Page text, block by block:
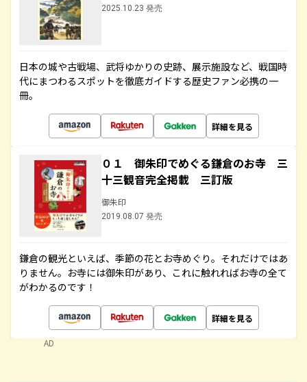
2025.10.23 発売
日本の城や古戦場、武将ゆかりの史跡、展示施設など、戦国時
代にまつわるスポットを徹底ガイドする歴史ファン必携の一
冊。
詳細を見る
０１ 御朱印でめぐる鎌倉のお寺 三
十三観音完全掲載 三訂版
御朱印
2019.08.07 発売
鎌倉の観光といえば、季節の花とお寺めぐり。それだけではあ
りません。お寺には御朱印があり、これに触れればお寺の全て
がわかるのです！
詳細を見る
AD